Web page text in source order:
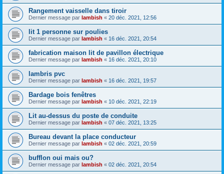
Rangement vaisselle dans tiroir
Dernier message par lambish « 20 déc. 2021, 12:56
lit 1 personne sur poulies
Dernier message par lambish « 16 déc. 2021, 20:54
fabrication maison lit de pavillon électrique
Dernier message par lambish « 16 déc. 2021, 20:10
lambris pvc
Dernier message par lambish « 16 déc. 2021, 19:57
Bardage bois fenêtres
Dernier message par lambish « 10 déc. 2021, 22:19
Lit au-dessus du poste de conduite
Dernier message par lambish « 07 déc. 2021, 13:25
Bureau devant la place conducteur
Dernier message par lambish « 02 déc. 2021, 20:59
bufflon oui mais ou?
Dernier message par lambish « 02 déc. 2021, 20:54